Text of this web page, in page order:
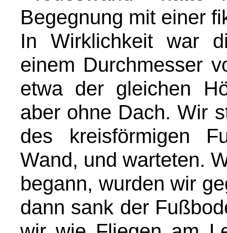
Begegnung mit einer
In Wirklichkeit war
einem Durchmesser
etwa der gleichen
aber ohne Dach. Wir
des kreisförmigen
Wand, und warteten.
begann, wurden wir
dann sank der